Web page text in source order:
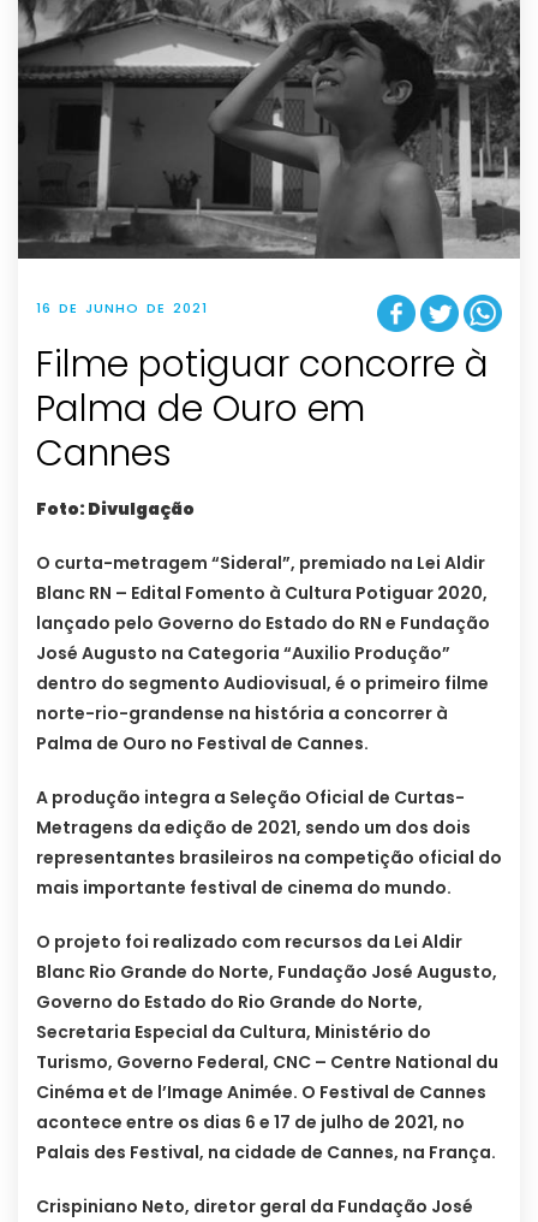
16 DE JUNHO DE 2021
Filme potiguar concorre à
Palma de Ouro em
Cannes
Foto: Divulgação
O curta-metragem “Sideral”, premiado na Lei Aldir
Blanc RN – Edital Fomento à Cultura Potiguar 2020,
lançado pelo Governo do Estado do RN e Fundação
José Augusto na Categoria “Auxilio Produção”
dentro do segmento Audiovisual, é o primeiro filme
norte-rio-grandense na história a concorrer à
Palma de Ouro no Festival de Cannes.
A produção integra a Seleção Oficial de Curtas-
Metragens da edição de 2021, sendo um dos dois
representantes brasileiros na competição oficial do
mais importante festival de cinema do mundo.
O projeto foi realizado com recursos da Lei Aldir
Blanc Rio Grande do Norte, Fundação José Augusto,
Governo do Estado do Rio Grande do Norte,
Secretaria Especial da Cultura, Ministério do
Turismo, Governo Federal, CNC – Centre National du
Cinéma et de l’Image Animée. O Festival de Cannes
acontece entre os dias 6 e 17 de julho de 2021, no
Palais des Festival, na cidade de Cannes, na França.
Crispiniano Neto, diretor geral da Fundação José